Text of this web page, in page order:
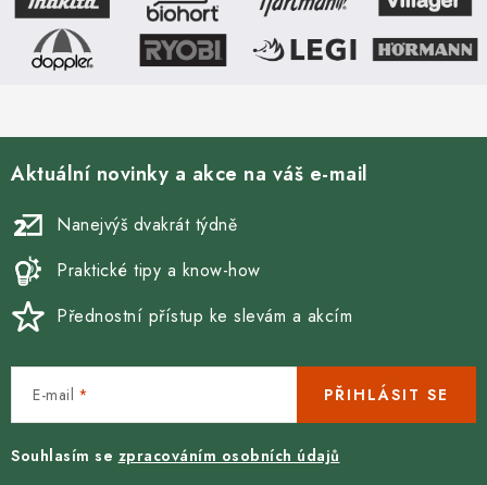
Aktuální novinky a akce na váš e-mail
Nanejvýš dvakrát týdně
Praktické tipy a know-how
Přednostní přístup ke slevám a akcím
E-mail
Souhlasím se zpracováním osobních údajů
PŘIHLÁSIT SE